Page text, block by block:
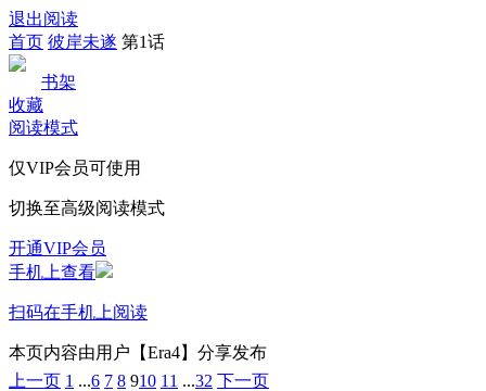
退出阅读
首页 彼岸未遂 第1话
书架
收藏
阅读模式
仅VIP会员可使用
切换至高级阅读模式
开通VIP会员
手机上查看
扫码在手机上阅读
本页内容由用户【Era4】分享发布
上一页 1 ...6 7 8 910 11 ...32 下一页